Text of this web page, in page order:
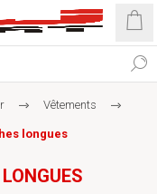
Vêtements
longues